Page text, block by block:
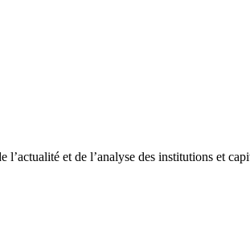
et de l’analyse des institutions et